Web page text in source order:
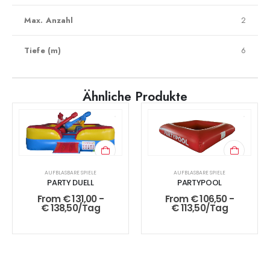
Max. Anzahl 2
Tiefe (m) 6
Ähnliche Produkte
AUFBLASBARE SPIELE
PARTY DUELL
From€131,00-
€138,50/Tag
AUFBLASBARE SPIELE
PARTYPOOL
From€106,50-
€113,50/Tag